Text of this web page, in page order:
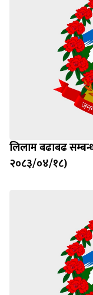
लिलाम बढाबढ
२०८३/०४/१८)